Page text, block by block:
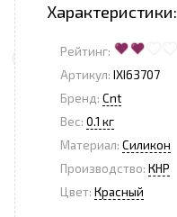
Характеристики:
Рейтинг:
Артикул: IXI63707
Бренд: Cnt
Вес: 0.1 кг
Материал: Силикон
Производство: КНР
Цвет: Красный